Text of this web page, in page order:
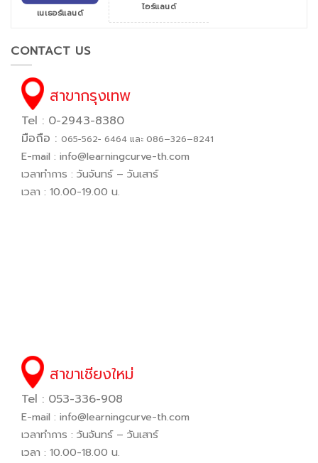
เนเธอร์แลนด์ ไอร์แลนด์
CONTACT US
สาขากรุงเทพ
Tel : 0-2943-8380
มือถือ : 065−562− 6464 และ 086–326–8241
E-mail : info@learningcurve-th.com
เวลาทำการ : วันจันทร์ – วันเสาร์
เวลา : 10.00-19.00 น.
สาขาเชียงใหม่
Tel : 053-336-908
E-mail : info@learningcurve-th.com
เวลาทำการ : วันจันทร์ – วันเสาร์
เวลา : 10.00-18.00 น.